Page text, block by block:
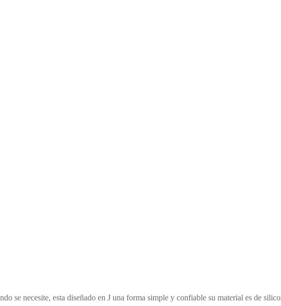
se necesite, esta diseñado en J una forma simple y confiable su material es de